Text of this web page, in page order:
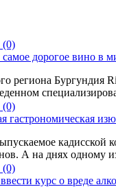
(0)
дорогое вино в
региона Бургундия
(0)
гастрономическая
кадисской
А на днях одному
(0)
курс о вреде